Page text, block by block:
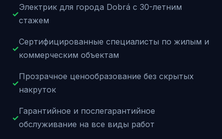
✓
Электрик для города Dobrá с 30-летним
стажем
✓
Сертифицированные специалисты по жилым и
коммерческим объектам
✓
Прозрачное ценообразование без скрытых
накруток
✓
Гарантийное и послегарантийное
обслуживание на все виды работ